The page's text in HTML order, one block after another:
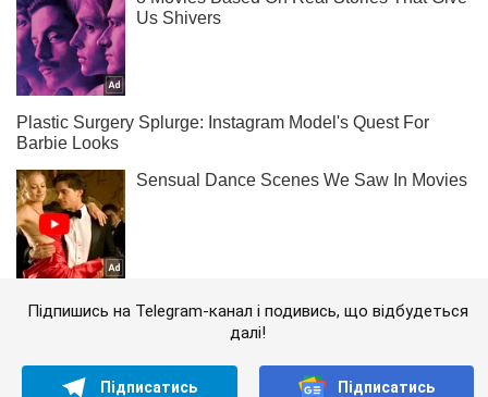
Підпишись на Telegram-канал і подивись, що відбудеться
далі!
Підписатись Підписатись